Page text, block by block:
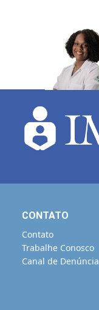
CONTATO
Contato
Trabalhe Conosco
Canal de Denúncia